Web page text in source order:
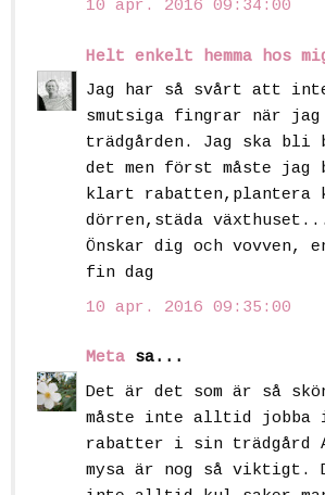
10 apr. 2016 09:34:00
Helt enkelt hemma hos
Jag har så svårt att
smutsiga fingrar när
trädgården. Jag ska bli
det men först måste jag
klart rabatten,plantera
dörren,städa
Önskar dig och vovven,
fin dag
10 apr. 2016 09:35:00
Meta sa...
Det är det som är så
måste inte alltid jobba
rabatter i sin trädgård
mysa är nog så viktigt.